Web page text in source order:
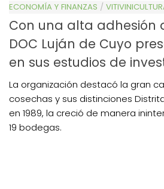
ECONOMÍA Y FINANZAS /
Con una alta adhesión
DOC Luján de Cuyo
en sus estudios de
La organización destacó la gran
cosechas y sus distinciones
en 1989, la creció de manera
19 bodegas.